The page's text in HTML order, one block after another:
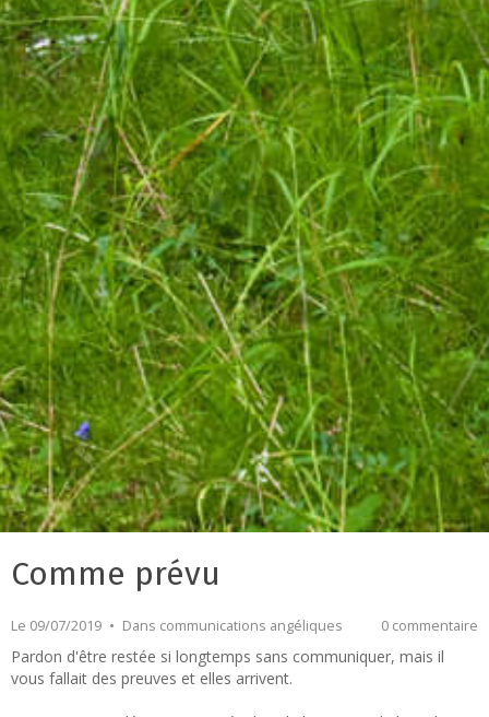
Comme prévu
Le 09/07/2019 Dans communications angéliques 0 commentaire
Pardon d'être restée si longtemps sans communiquer, mais il
vous fallait des preuves et elles arrivent.